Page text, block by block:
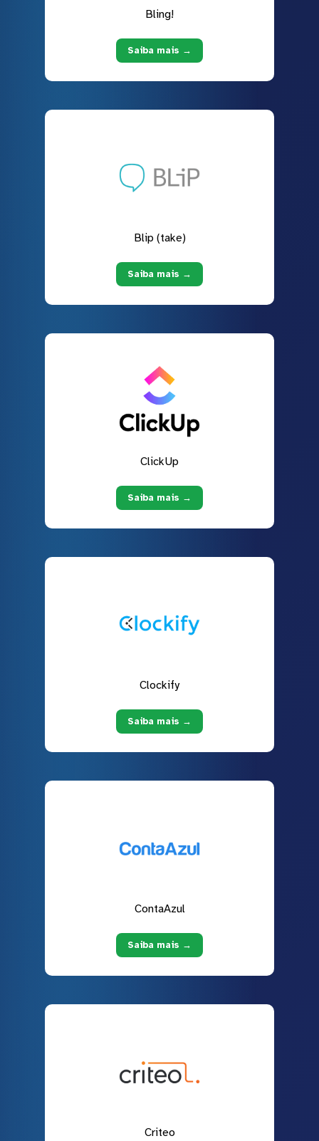
Bling!
Saiba mais →
Blip (take)
Saiba mais →
ClickUp
Saiba mais →
Clockify
Saiba mais →
ContaAzul
Saiba mais →
Criteo